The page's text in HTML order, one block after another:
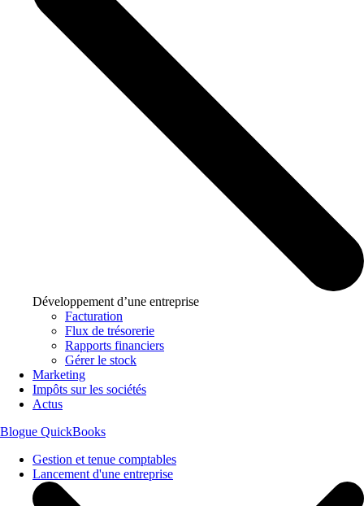
Développement d’une entreprise
Facturation
Flux de trésorerie
Rapports financiers
Gérer le stock
Marketing
Impôts sur les sociétés
Actus
Blogue QuickBooks
Gestion et tenue comptables
Lancement d'une entreprise